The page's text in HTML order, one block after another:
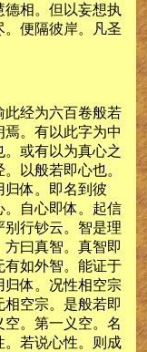
相。但以妄想执
便隔彼岸。凡圣
此经为六百卷般若
。有以此字为中
或有以为真心之
以般若即心也。
归体。即名到彼
。自心即体。起信
别行钞云。智是理
曰真智。真智即
有如外智。能证于
归体。况性相空宗
空宗。是般若即
。第一义空。名
。若说心性。则成